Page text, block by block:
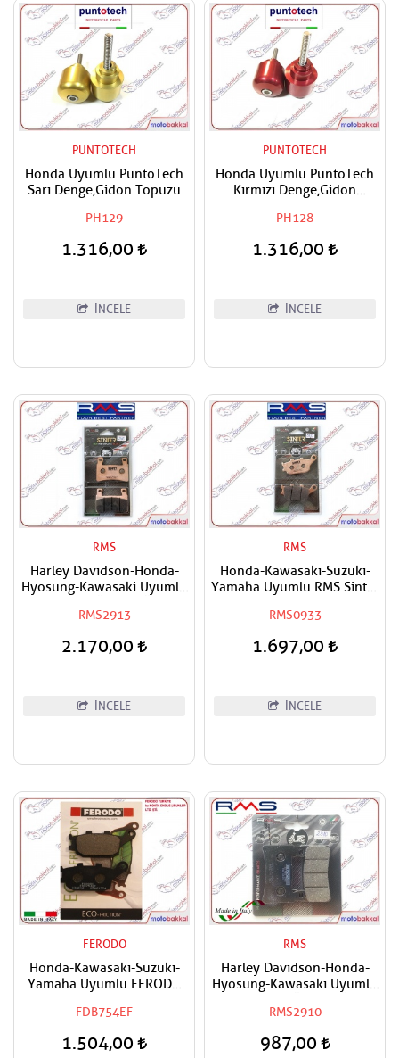
PUNTOTECH
Honda Uyumlu PuntoTech
Sarı Denge,Gidon Topuzu
PH129
1.316,00
İNCELE
PUNTOTECH
Honda Uyumlu PuntoTech
Kırmızı Denge,Gidon
PH128
1.316,00
İNCELE
RMS
Harley Davidson-Honda-
Hyosung-Kawasaki Uyumlu
Fren Balatası
RMS2913
2.170,00
İNCELE
RMS
Honda-Kawasaki-Suzuki-
Yamaha Uyumlu RMS Sinter
RMS0933
1.697,00
İNCELE
FERODO
Honda-Kawasaki-Suzuki-
Yamaha Uyumlu FERODO
FDB754EF
1.504,00
RMS
Harley Davidson-Honda-
Hyosung-Kawasaki Uyumlu
Fren Balatası
RMS2910
987,00